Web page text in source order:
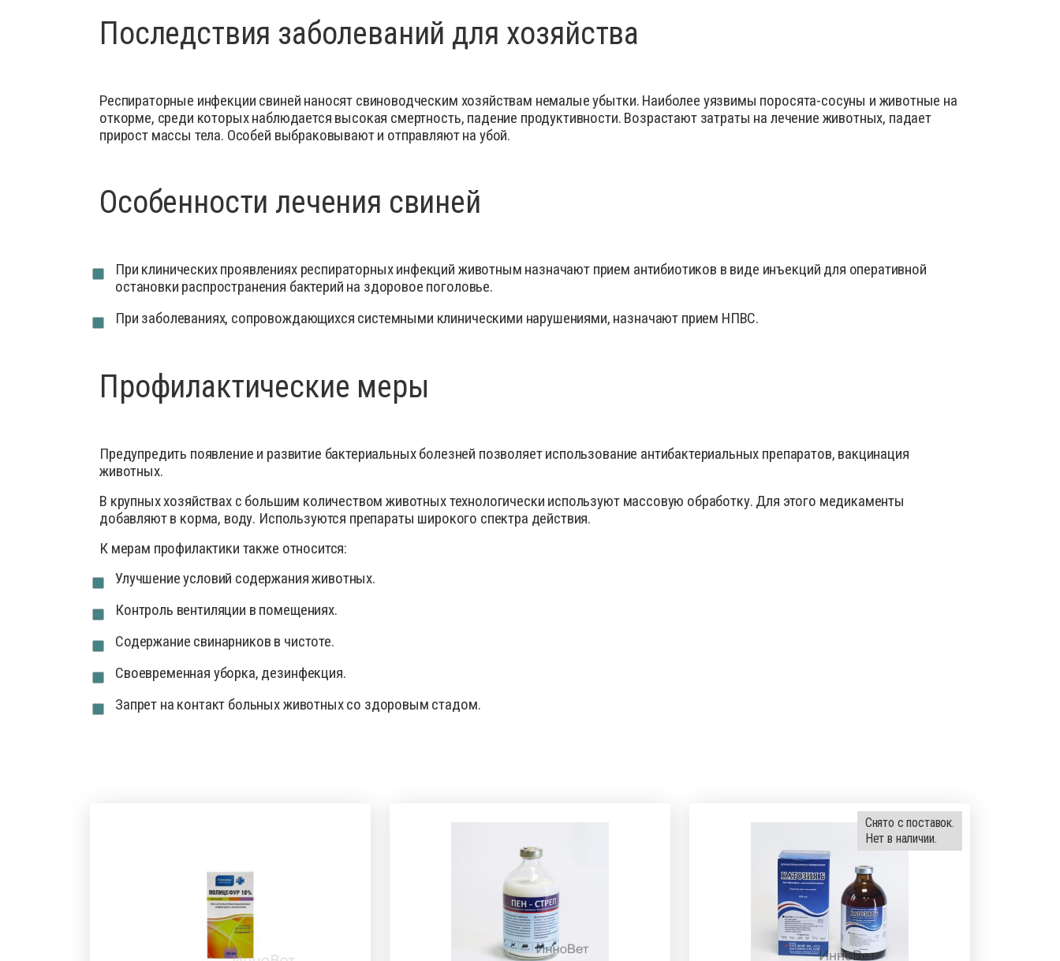
Последствия заболеваний для хозяйства
Респираторные инфекции свиней наносят свиноводческим хозяйствам немалые убытки. Наиболее уязвимы поросята-сосуны и животные на
откорме, среди которых наблюдается высокая смертность, падение продуктивности. Возрастают затраты на лечение животных, падает
прирост массы тела. Особей выбраковывают и отправляют на убой.
Особенности лечения свиней
При клинических проявлениях респираторных инфекций животным назначают прием антибиотиков в виде инъекций для оперативной
остановки распространения бактерий на здоровое поголовье.
При заболеваниях, сопровождающихся системными клиническими нарушениями, назначают прием НПВС.
Профилактические меры
Предупредить появление и развитие бактериальных болезней позволяет использование антибактериальных препаратов, вакцинация
животных.
В крупных хозяйствах с большим количеством животных технологически используют массовую обработку. Для этого медикаменты
добавляют в корма, воду. Используются препараты широкого спектра действия.
К мерам профилактики также относится:
Улучшение условий содержания животных.
Контроль вентиляции в помещениях.
Содержание свинарников в чистоте.
Своевременная уборка, дезинфекция.
Запрет на контакт больных животных со здоровым стадом.
Снято с поставок.
Нет в наличии.